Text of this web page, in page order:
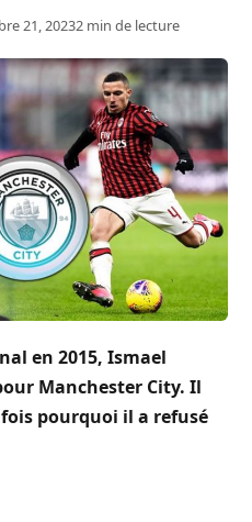
21, 20232 min de lecture
en 2015, Ismael
Manchester City. Il
pourquoi il a refusé